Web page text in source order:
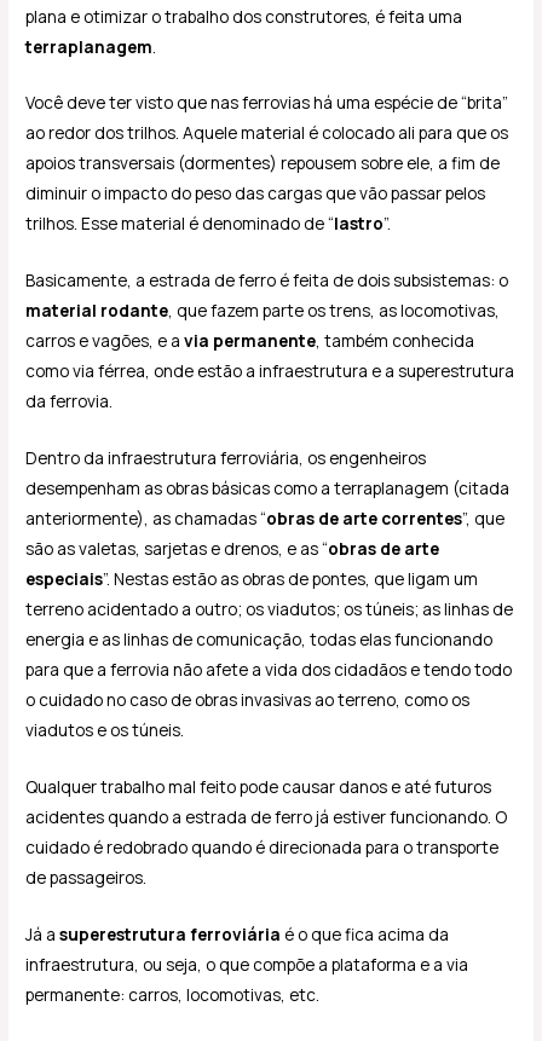
plana e otimizar o trabalho dos construtores, é feita uma
terraplanagem
Você deve ter visto que nas ferrovias há uma espécie de “brita”
ao redor dos trilhos. Aquele material é colocado ali para que os
apoios transversais (dormentes) repousem sobre ele, a fim de
diminuir o impacto do peso das cargas que vão passar pelos
trilhos. Esse material é denominado de “lastro”.
Basicamente, a estrada de ferro é feita de dois subsistemas: o
material rodante, que fazem parte os trens, as locomotivas,
carros e vagões, e avia permanente, também conhecida
como via férrea, onde estão a infraestrutura e a superestrutura
da ferrovia.
Dentro da infraestrutura ferroviária, os engenheiros
desempenham as obras básicas como a terraplanagem (citada
anteriormente), as chamadas “obras de arte correntes”, que
são as valetas, sarjetas e drenos, e as “obras de arte
especiais”. Nestas estão as obras de pontes, que ligam um
terreno acidentado a outro; os viadutos; os túneis; as linhas de
energia e as linhas de comunicação, todas elas funcionando
para que a ferrovia não afete a vida dos cidadãos e tendo todo
o cuidado no caso de obras invasivas ao terreno, como os
viadutos e os túneis.
Qualquer trabalho mal feito pode causar danos e até futuros
acidentes quando a estrada de ferro já estiver funcionando. O
cuidado é redobrado quando é direcionada para o transporte
de passageiros.
Já asuperestrutura ferroviária é o que fica acima da
infraestrutura, ou seja, o que compõe a plataforma e a via
permanente: carros, locomotivas, etc.